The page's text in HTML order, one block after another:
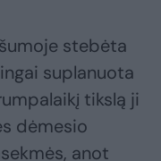
stebėta
suplanuota
tikslą ji
dėmesio
anot